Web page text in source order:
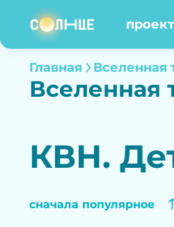
Главная Вселенная
Вселенная
КВН.
сначала популярное